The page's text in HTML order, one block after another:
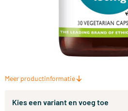
Meer productinformatie
Kies een variant en voeg toe